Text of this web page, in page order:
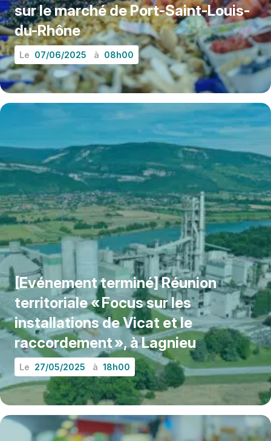
sur le marché de Port-Saint-Louis-
du-Rhône
Le 07/06/2025 à 08h00
EN SAVOIR PLUS
[Evénement terminé] Réunion
territoriale « Focus sur les
installations de Vicat et le
raccordement », à Lagnieu
Le 27/05/2025 à 18h00
EN SAVOIR PLUS